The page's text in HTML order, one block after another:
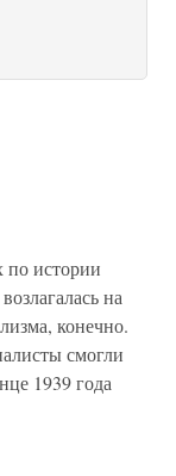
истории
на
конечно.
смогли
1939 года